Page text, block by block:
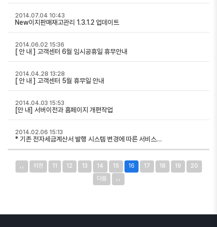
New이지판매재고관리 1.3.1.2 업데이트
2014.07.04 10:43
[ 안 내 ] 고객센터 6월 임시공휴일 휴무안내
2014.06.02 15:36
[ 안 내 ] 고객센터 5월 휴무일 안내
2014.04.28 13:28
[안 내] 서버이전과 홈페이지 개편작업
2014.04.03 15:53
* 기존 전자세금계산서 발행 시스템 변경에 따른 서비스…
2014.02.06 15:13
‹‹ 이전 11 12 13 14 15 16 17 18 19
20
다음
››